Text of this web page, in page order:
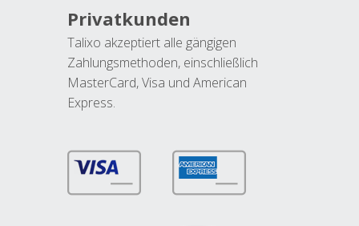
Privatkunden
Talixo akzeptiert alle gängigen
Zahlungsmethoden, einschließlich
MasterCard, Visa und American
Express.